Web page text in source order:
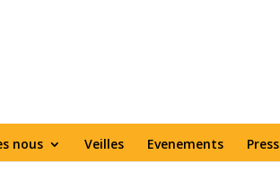
nous Veilles Evenements Press